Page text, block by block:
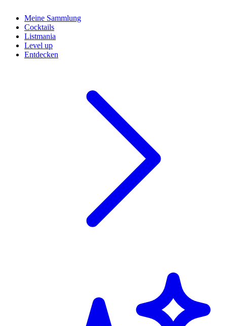
Meine Sammlung
Cocktails
Listmania
Level up
Entdecken